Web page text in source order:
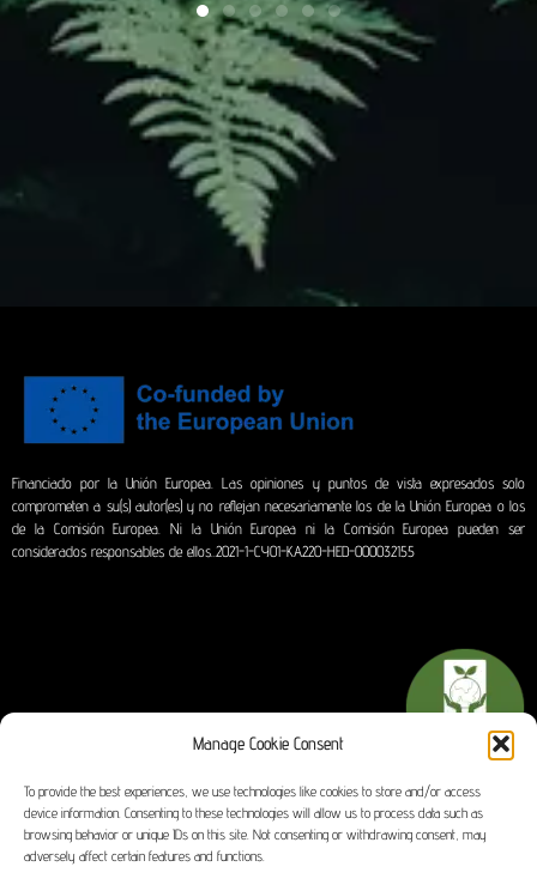
Manage Cookie Consent
To provide the best experiences, we use technologies like cookies to store and/or access
device information. Consenting to these technologies will allow us to process data such as
browsing behavior or unique IDs on this site. Not consenting or withdrawing consent, may
adversely affect certain features and functions.
Financiado por la Unión Europea. Las opiniones y puntos de vista expresados solo
comprometen a su(s) autor(es) y no reflejan necesariamente los de la Unión Europea o los
de la Comisión Europea. Ni la Unión Europea ni la Comisión Europea pueden ser
considerados responsables de ellos..2021-1-CY01-KA220-HED-000032155
Terms of Use